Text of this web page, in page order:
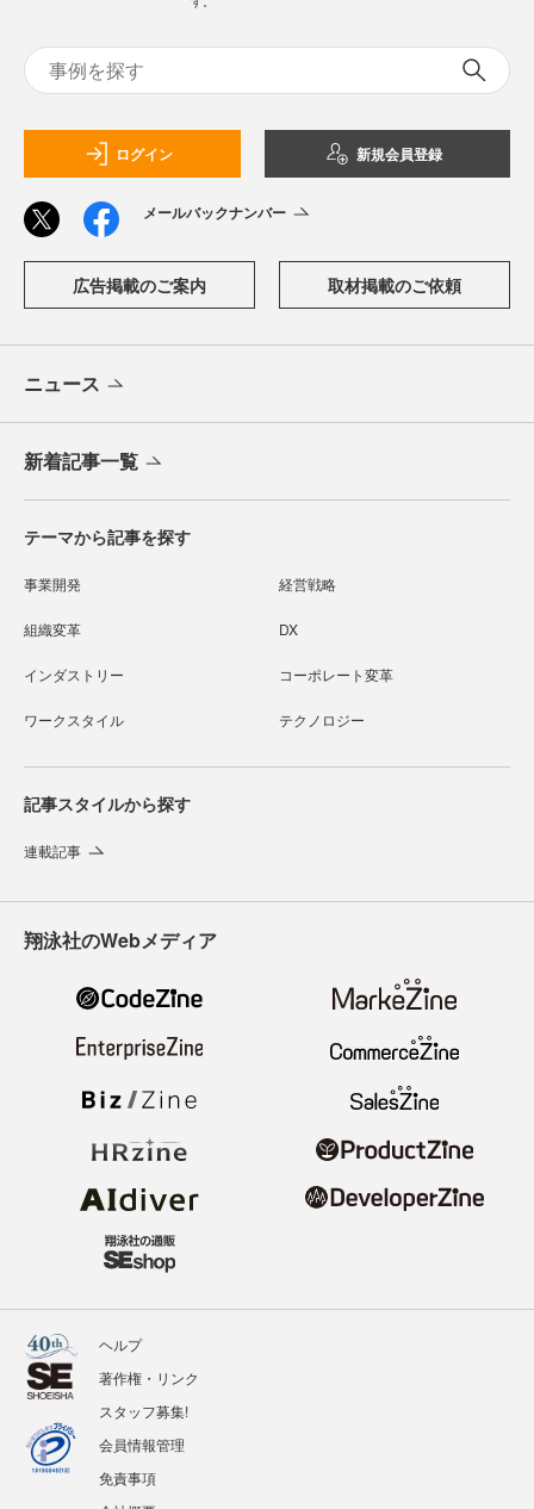
ログイン 新規会員登録
メールバックナンバー
広告掲載のご案内 取材掲載のご依頼
ニュース
新着記事一覧
テーマから記事を探す
事業開発 経営戦略
組織変革 DX
インダストリー コーポレート変革
ワークスタイル テクノロジー
記事スタイルから探す
連載記事
翔泳社のWebメディア
ヘルプ
著作権・リンク
スタッフ募集!
会員情報管理
免責事項